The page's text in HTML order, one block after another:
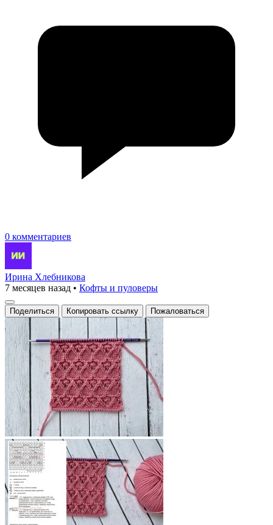
0 комментариев
Ирина Хлебникова
7 месяцев назад • Кофты и пуловеры
Поделиться Копировать ссылку Пожаловаться